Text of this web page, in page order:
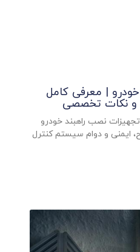
| معرفی کامل
و نکات تخصصی
نصب راهبند خودرو
و دوام سیستم کنترل